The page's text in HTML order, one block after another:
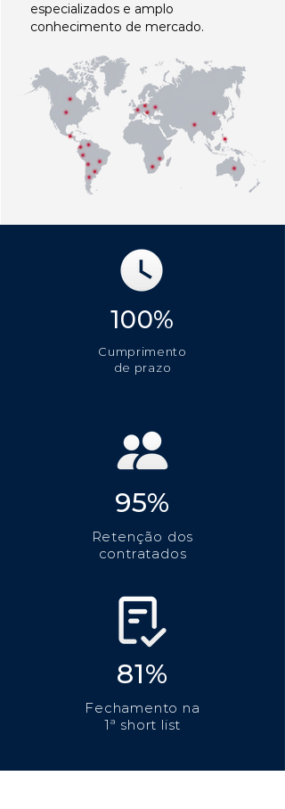
especializados e amplo
conhecimento de mercado.
100%
Cumprimento
de prazo
95%
Retenção dos
contratados
81%
Fechamento na
1ª short list